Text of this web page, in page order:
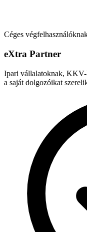
Céges
eXtra Partner
Ipari vállalatoknak, KKV-
a saját dolgozóikat